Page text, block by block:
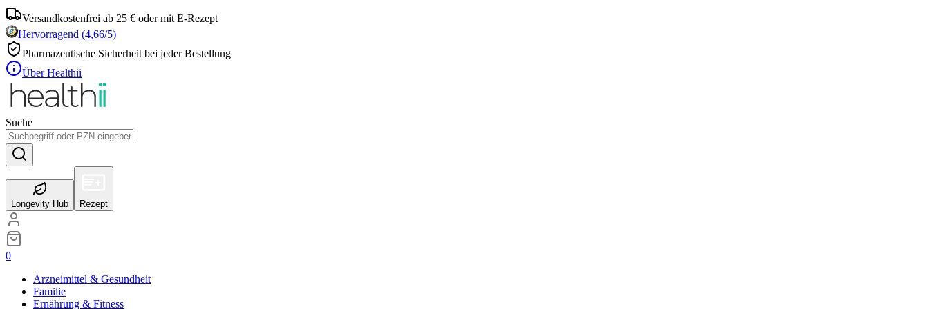
Versandkostenfrei ab 25 € oder mit E-Rezept
Hervorragend (4,66/5)
Pharmazeutische Sicherheit bei jeder Bestellung
Über Healthii
Suche
Longevity Hub Rezept
0
Arzneimittel & Gesundheit
Familie
Ernährung & Fitness